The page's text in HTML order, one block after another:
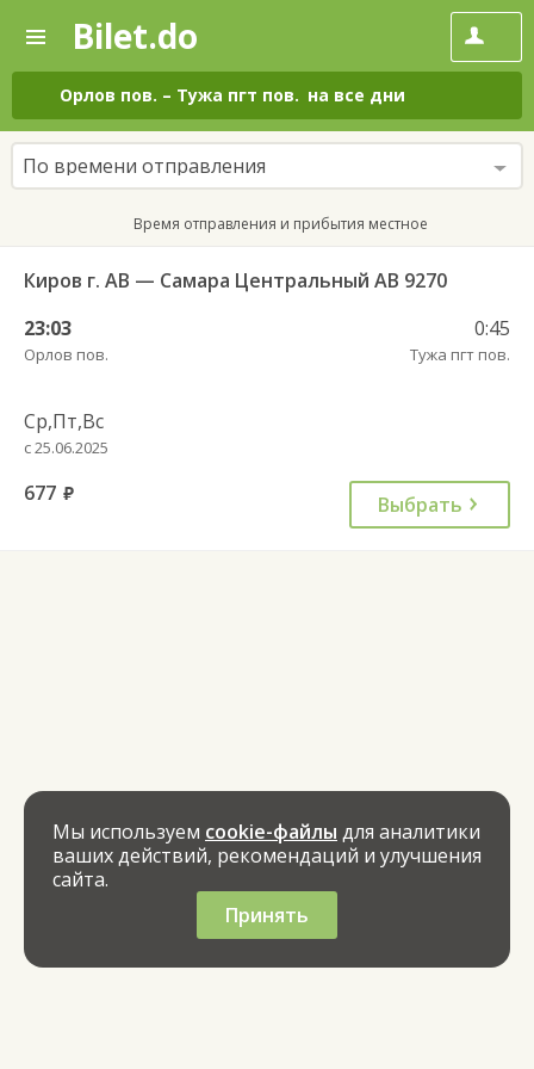
—
Поиск
и
покупка
билетов
на
автобус
онлайн
Bilet.do
Орлов пов. – Тужа пгт пов. на все дни
По времени отправления
Время отправления и прибытия местное
Киров г. АВ — Самара Центральный АВ 9270
23:03
Орлов пов.
0:45
Тужа пгт пов.
Ср,Пт,Вс
с 25.06.2025
677 руб. Выбрать
Мы используем cookie-файлы для аналитики
ваших действий, рекомендаций и улучшения
сайта.
Принять